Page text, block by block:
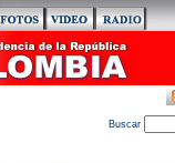
Buscar